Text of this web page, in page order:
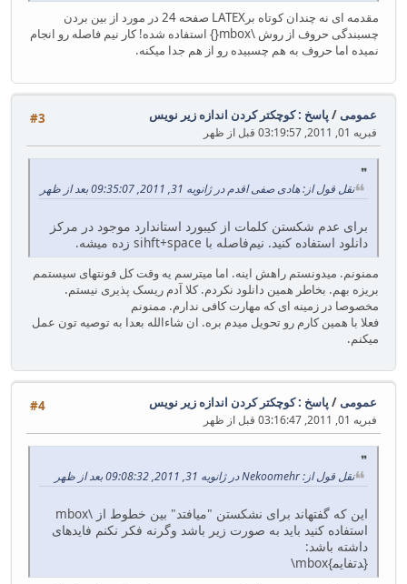
مقدمه ای نه چندان کوتاه برLATEX صفحه 24 در مورد از بین بردن
چسبندگی حروف از روش \mbox{} استفاده شده! کار نیم فاصله رو انجام
نمیده اما حروف به هم چسبیده رو از هم جدا میکنه.
#3 عمومی / پاسخ : کوچکتر کردن اندازه زیر نویس
فبریه 01, 2011, 03:19:57 قبل از ظهر
نقل قول از: هادی صفی اقدم در ژانویه 31, 2011, 09:35:07 بعد از ظهر
برای عدم شکستن کلمات از کیبورد استاندارد موجود در مرکز
دانلود استفاده کنید. نیم‌فاصله با sihft+space زده میشه.
ممنونم. میدونستم راهش اینه. اما میترسم یه وقت کل فونتهای سیستمم
بریزه بهم. بخاطر همین دانلود نکردم. کلا آدم ریسک پذیری نیستم.
مخصوصا در زمینه ای که مهارت کافی ندارم. ممنونم
فعلا با همین کارم رو تحویل میدم بره. ان شاءالله بعدا به توصیه تون عمل
میکنم.
#4 عمومی/ پاسخ : کوچکتر کردن اندازه زیر نویس
فبریه 01, 2011, 03:16:47 قبل از ظهر
نقل قول از: Nekoomehr در ژانویه 31, 2011, 09:08:32 بعد از ظهر
این كه گفته​اند برای نشكستن "می​افتد" بین خطوط از \mbox
استفاده كنید باید به صورت زیر باشد وگرنه فكر نكنم فایده​ای
داشته باشد:
\mbox{می​افتد}